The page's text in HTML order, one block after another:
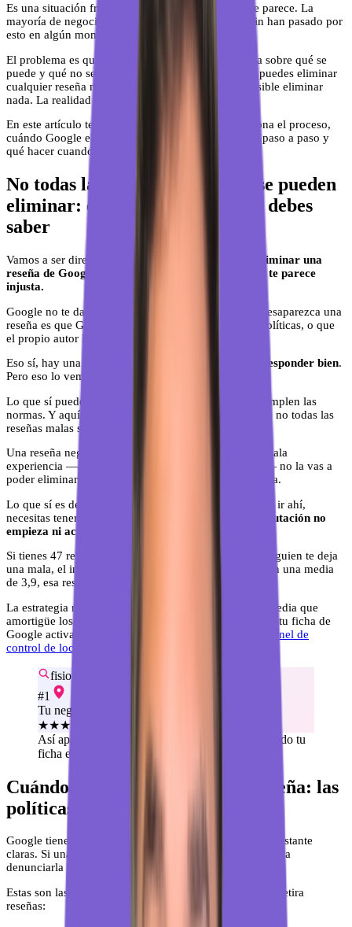
Es una situación frustrante y más habitual de lo que parece. La
mayoría de negocios que gestionamos en local brain han pasado por
esto en algún momento.
El problema es que hay mucha información confusa sobre qué se
puede y qué no se puede hacer. Algunos dicen que puedes eliminar
cualquier reseña negativa. Otros dicen que es imposible eliminar
nada. La realidad está en medio.
En este artículo te explico exactamente cómo funciona el proceso,
cuándo Google elimina reseñas, cómo denunciarlas paso a paso y
qué hacer cuando Google dice que no.
No todas las reseñas de Google se pueden
eliminar: esto es lo primero que debes
saber
Vamos a ser directos desde el principio:
no puedes eliminar una
reseña de Google solo porque no te gusta o porque te parece
injusta.
Google no te da esa opción. La única forma de que desaparezca una
reseña es que Google la retire porque incumple sus políticas, o que
el propio autor la borre.
Eso sí, hay una tercera vía que mucha gente olvida:
responder bien.
Pero eso lo vemos más adelante.
Lo que sí puedes hacer es denunciar reseñas que incumplen las
normas. Y aquí es donde la gente se confunde, porque no todas las
reseñas malas son denunciables.
Una reseña negativa de un cliente real que tuvo una mala
experiencia —aunque te parezca exagerada o injusta— no la vas a
poder eliminar. Eso es feedback legítimo, aunque duela.
Lo que sí es denunciable es otra historia. Pero antes de ir ahí,
necesitas tener claro un concepto:
el control de tu reputación no
empieza ni acaba en si consigues borrar una reseña.
Si tienes 47 reseñas con una media de 4,6 estrellas y alguien te deja
una mala, el impacto es mínimo. Si tienes 8 reseñas con una media
de 3,9, esa reseña te puede hundir.
La estrategia real es esa: construir un volumen y una media que
amortigüe los golpes. Pero para eso necesitas gestionar tu ficha de
Google activamente, algo que puedes hacer desde el
panel de
control de local brain
fisioterapeuta cerca de mí
#1
Tu negocio
★★★★★
Así apareces en el «Local Pack» de Google cuando tu
ficha está bien optimizada.
Cuándo Google sí elimina una reseña: las
políticas que tienes que conocer
Google tiene unas
bastante
claras. Si una reseña las incumple, tienes argumentos para
denunciarla y opciones reales de que la eliminen.
Estas son las causas más habituales por las que Google retira
reseñas: